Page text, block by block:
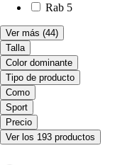
Rab 5
Ver más (44)
Talla
Color dominante
Tipo de producto
Como
Sport
Precio
Ver los 193 productos